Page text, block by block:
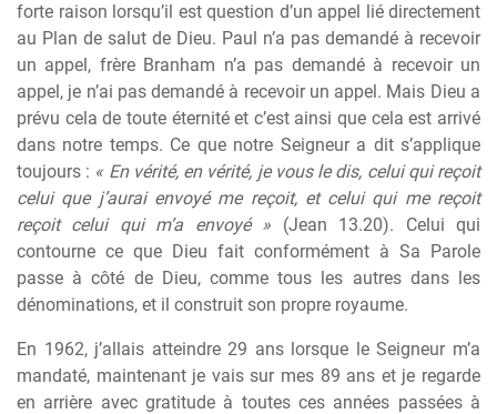
forte raison lorsqu’il est question d’un appel lié directement
au Plan de salut de Dieu. Paul n’a pas demandé à recevoir
un appel, frère Branham n’a pas demandé à recevoir un
appel, je n’ai pas demandé à recevoir un appel. Mais Dieu a
prévu cela de toute éternité et c’est ainsi que cela est arrivé
dans notre temps. Ce que notre Seigneur a dit s’applique
toujours : « En vérité, en vérité, je vous le dis, celui qui reçoit
celui que j’aurai envoyé me reçoit, et celui qui me reçoit
reçoit celui qui m’a envoyé » (Jean 13.20). Celui qui
contourne ce que Dieu fait conformément à Sa Parole
passe à côté de Dieu, comme tous les autres dans les
dénominations, et il construit son propre royaume.
En 1962, j’allais atteindre 29 ans lorsque le Seigneur m’a
mandaté, maintenant je vais sur mes 89 ans et je regarde
en arrière avec gratitude à toutes ces années passées à